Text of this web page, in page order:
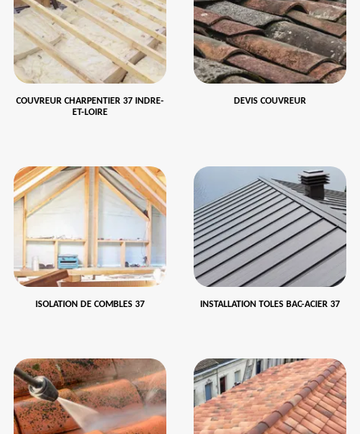
COUVREUR CHARPENTIER 37 INDRE-
ET-LOIRE
DEVIS COUVREUR
ISOLATION DE COMBLES 37 INSTALLATION TOLES BAC-ACIER 37